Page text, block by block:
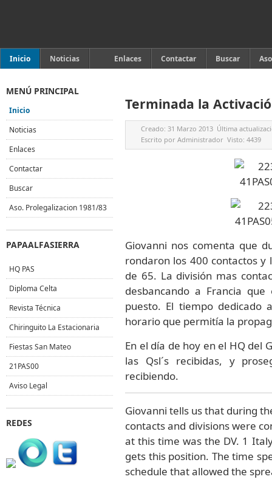
Inicio Noticias Enlaces Contactar Buscar
Terminada la
Creado: 31 Marzo 2013 Última
Escrito por Administrador Visto: 4439
Giovanni nos comenta que
rondaron los 400 contactos
de 65. La división mas
desbancando a Francia
puesto. El tiempo dedicado
horario que permitía la
En el día de hoy en el HQ del
las Qsl´s recibidas, y
recibiendo.
Giovanni tells us that during
contacts and divisions were
at this time was the DV. 1
gets this position. The time
schedule that allowed the
MENÚ PRINCIPAL
Inicio
Noticias
Enlaces
Contactar
Buscar
Aso. Prolegalizacion 1981/83
PAPAALFASIERRA
HQ PAS
Diploma Celta
Revista Técnica
Chiringuito La Estacionaria
Fiestas San Mateo
21PAS00
Aviso Legal
REDES